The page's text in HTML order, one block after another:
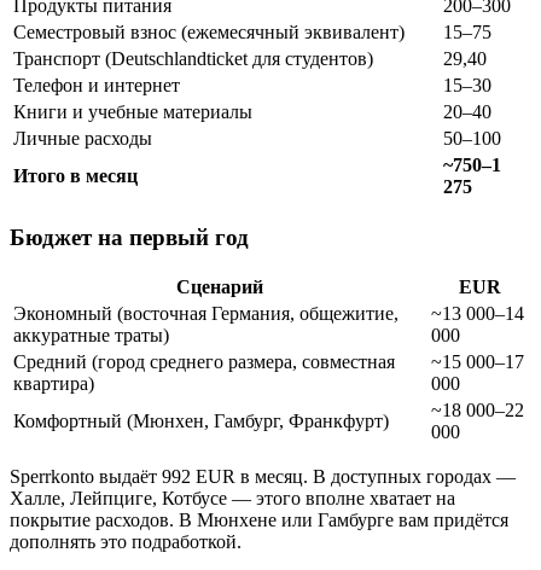
Продукты питания
200–300
Семестровый взнос (ежемесячный эквивалент)
15–75
Транспорт (Deutschlandticket для студентов)
29,40
Телефон и интернет
15–30
Книги и учебные материалы
20–40
Личные расходы
50–100
Итого в месяц
~750–1
275
Бюджет на первый год
Сценарий
EUR
Экономный (восточная Германия, общежитие,
аккуратные траты)
~13 000–14
000
Средний (город среднего размера, совместная
квартира)
~15 000–17
000
Комфортный (Мюнхен, Гамбург, Франкфурт)
~18 000–22
000
Sperrkonto выдаёт 992 EUR в месяц. В доступных городах —
Халле, Лейпциге, Котбусе — этого вполне хватает на
покрытие расходов. В Мюнхене или Гамбурге вам придётся
дополнять это подработкой.